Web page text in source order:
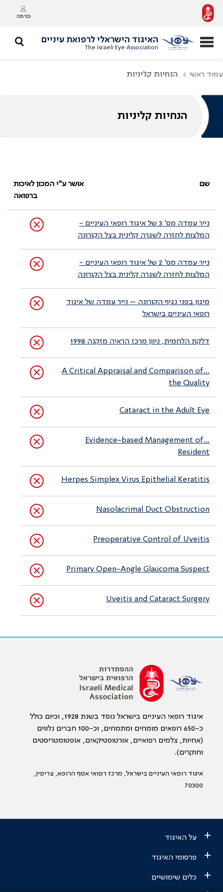
כניסה
האיגוד הישראלי לרפואת עיניים
The Israeli Eye Association
עמוד ראשי הנחיות קליניות
הנחיות קליניות
שם
אושר ע"י המכון לאיכות
ברפואה
נייר עמדה מס' 3 של איגוד רופאי העיניים -
המלצות לחזרה לשגרה קלינית בצל הקורונה
נייר עמדה מס' 2 של איגוד רופאי העיניים -
המלצות לחזרה לשגרה קלינית בצל הקורונה
מיגון בפני נגיף הקורונה – נייר עמדה של איגוד
רופאי העיניים בישראל
דלקת הלחמית, ניוון מרכז הראיה מזקנה 1998
...A Critical Appraisal and Comparison of
the Quality
Cataract in the Adult Eye
...Evidence-based Management of
Resident
Herpes Simplex Virus Epithelial Keratitis
Nasolacrimal Duct Obstruction
Preoperative Control of Uveitis
Primary Open-Angle Glaucoma Suspect
Uveitis and Cataract Surgery
איגוד רופאי העיניים בישראל נוסד בשנת 1928, וכיום כולל
כ-650 רופאים מומחים ומתמחים, וכ-100 חברים נלווים
(אחיות, צלמים רפואיים, אורטופטיקאים, אופטומטריסטים
וחוקרים).
איגוד רופאי העיניים בישראל, מרכז רפואי אסף הרופא, צריפין,
70300
+ על האיגוד
+ פרסומי האיגוד
+ כלים שימושיים